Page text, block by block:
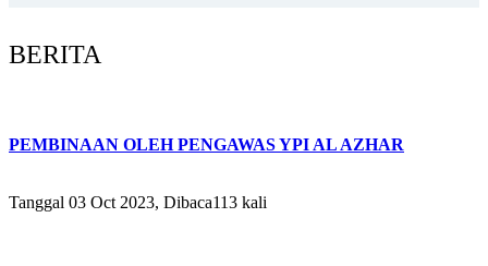
BERITA
PEMBINAAN OLEH PENGAWAS YPI AL AZHAR
Tanggal 03 Oct 2023, Dibaca113 kali